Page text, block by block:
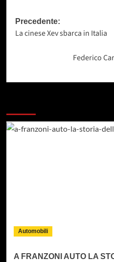
Navigazione
articolo
Precedente:
La cinese Xev sbarca in Italia
Federico
Automobili
A FRANZONI AUTO LA